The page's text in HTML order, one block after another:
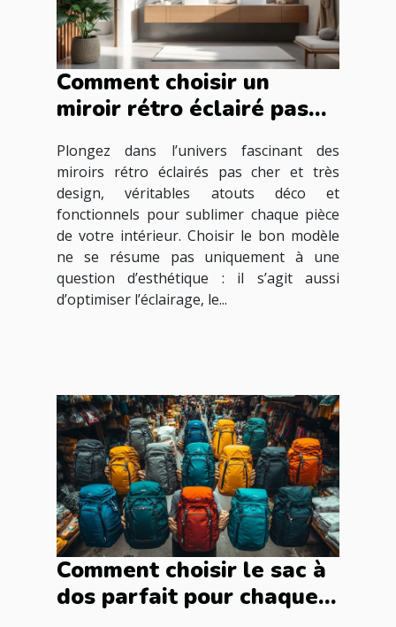
Comment choisir un
miroir rétro éclairé pas
votre intérieur ?
Plongez dans l’univers fascinant des
miroirs rétro éclairés pas cher et très
design, véritables atouts déco et
fonctionnels pour sublimer chaque pièce
de votre intérieur. Choisir le bon modèle
ne se résume pas uniquement à une
question d’esthétique : il s’agit aussi
d’optimiser l’éclairage, le...
Comment choisir le sac à
dos parfait pour chaque